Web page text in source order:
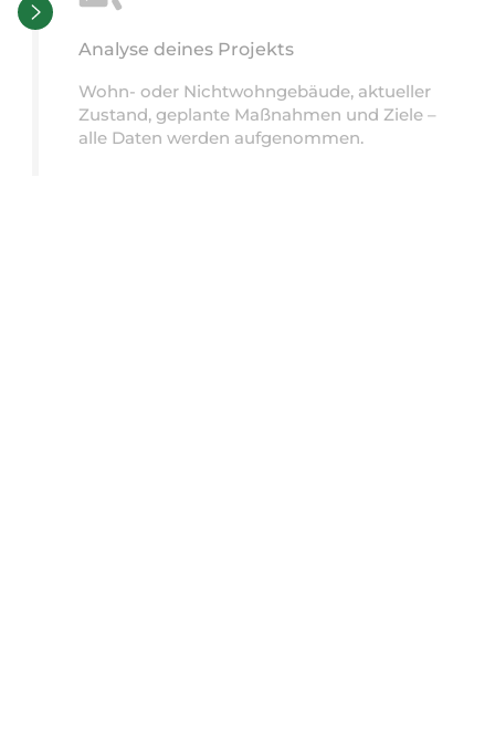
Analyse deines Projekts
Wohn- oder Nichtwohngebäude, aktueller
Zustand, geplante Maßnahmen und Ziele –
alle Daten werden aufgenommen.